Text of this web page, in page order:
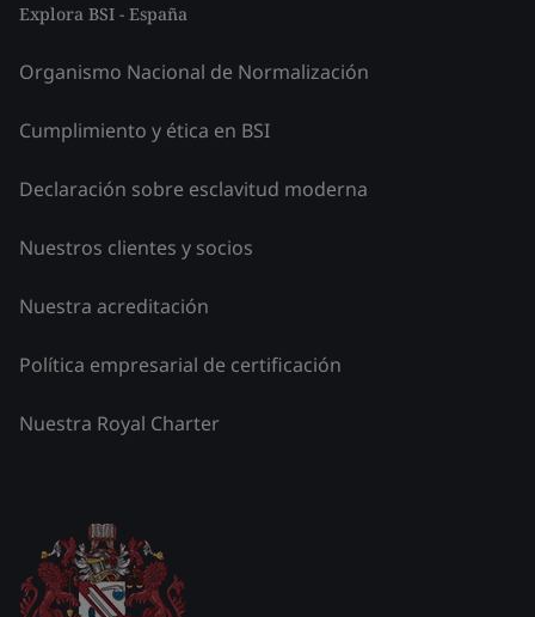
Explora BSI - España
Organismo Nacional de Normalización
Cumplimiento y ética en BSI
Declaración sobre esclavitud moderna
Nuestros clientes y socios
Nuestra acreditación
Política empresarial de certificación
Nuestra Royal Charter